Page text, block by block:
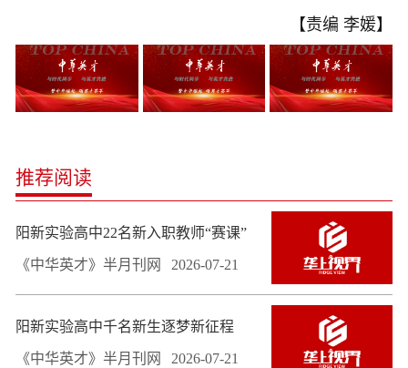
【责编 李媛】
推荐阅读
阳新实验高中22名新入职教师“赛课”
《中华英才》半月刊网 2026-07-21
阳新实验高中千名新生逐梦新征程
《中华英才》半月刊网 2026-07-21